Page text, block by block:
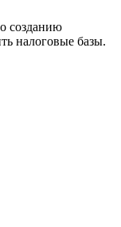
созданию
налоговые базы.